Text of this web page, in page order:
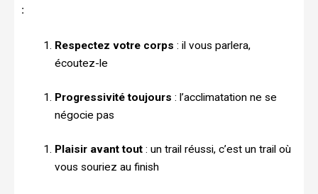
:
Respectez votre corps : il vous parlera,
écoutez-le
Progressivité toujours : l’acclimatation ne se
négocie pas
Plaisir avant tout: un trail réussi, c’est un trail où
vous souriez au finish